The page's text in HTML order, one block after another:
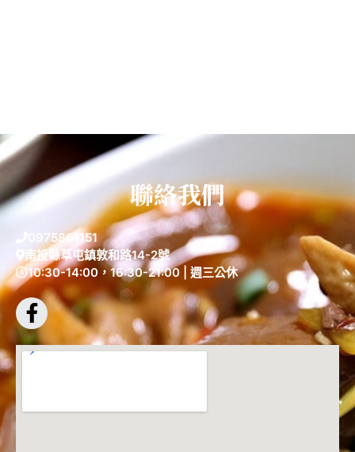
聯絡我們
0975861151
南投縣草屯鎮敦和路14-2號
10:30-14:00，16:30-21:00 | 週三公休